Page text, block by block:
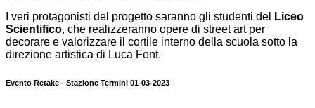
I veri protagonisti del progetto saranno gli studenti del
Liceo
Scientifico, che realizzeranno opere di street art per
decorare e valorizzare il cortile interno della scuola sotto la
direzione artistica di Luca Font.
Evento Retake - Stazione Termini 01-03-2023